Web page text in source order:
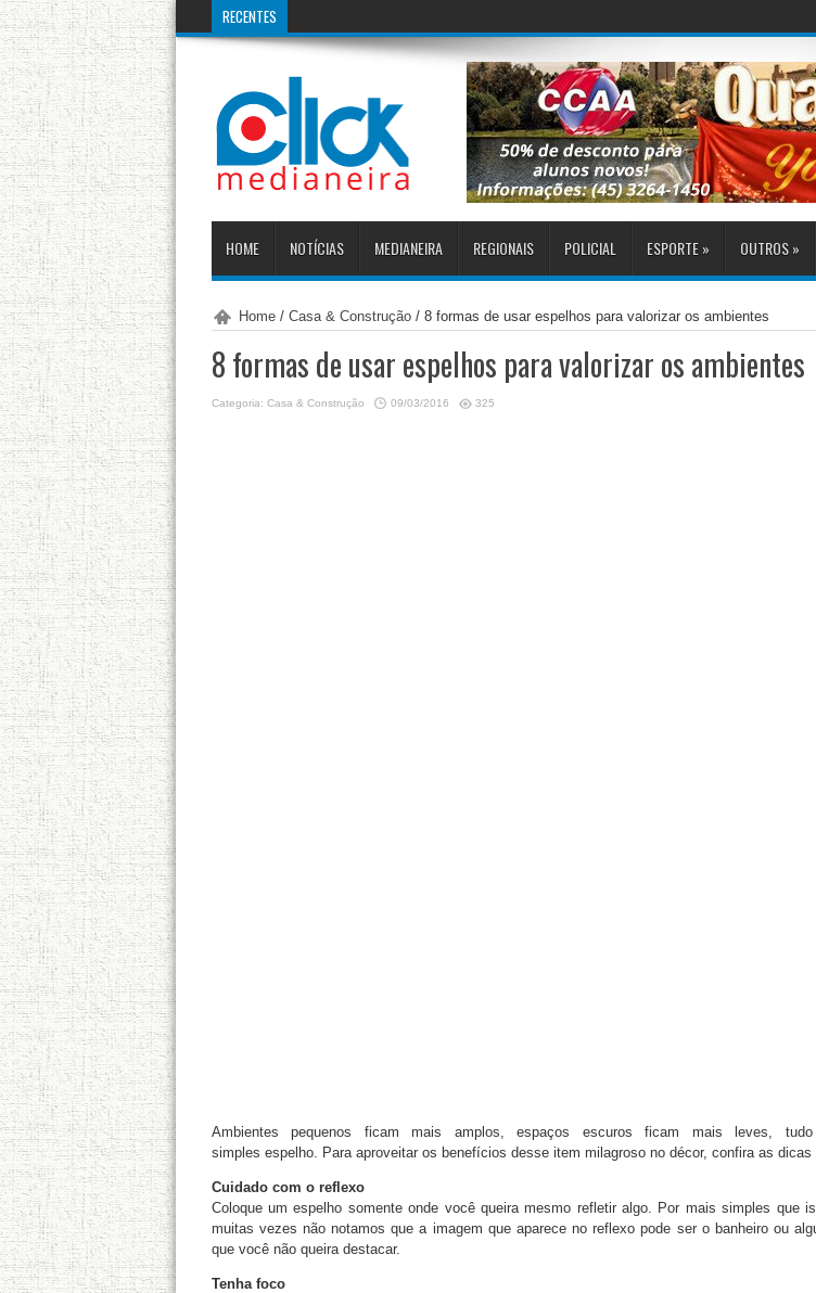
RECENTES
HOME NOTÍCIAS MEDIANEIRA REGIONAIS POLICIAL ESPORTE » OUTROS »
Home/ Casa & Construção/ 8 formas de usar espelhos para valorizar os ambientes
8 formas de usar espelhos para valorizar os ambientes
Categoria: Casa & Construção 09/03/2016 325
Ambientes pequenos ficam mais amplos, espaços escuros ficam mais leves,
simples espelho. Para aproveitar os benefícios desse item milagroso no décor, confira as dicas
Cuidado com o reflexo
Coloque um espelho somente onde você queira mesmo refletir algo. Por mais simples que
muitas vezes não notamos que a imagem que aparece no reflexo pode ser o banheiro ou
que você não queira destacar.
Tenha foco